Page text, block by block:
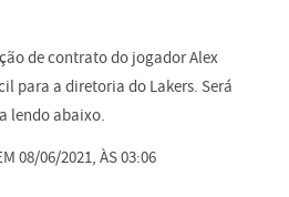
de contrato do jogador Alex
para a diretoria do Lakers. Será
lendo abaixo.
08/06/2021, ÀS 03:06